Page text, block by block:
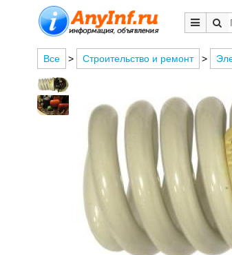
Все > Строительство и ремонт >